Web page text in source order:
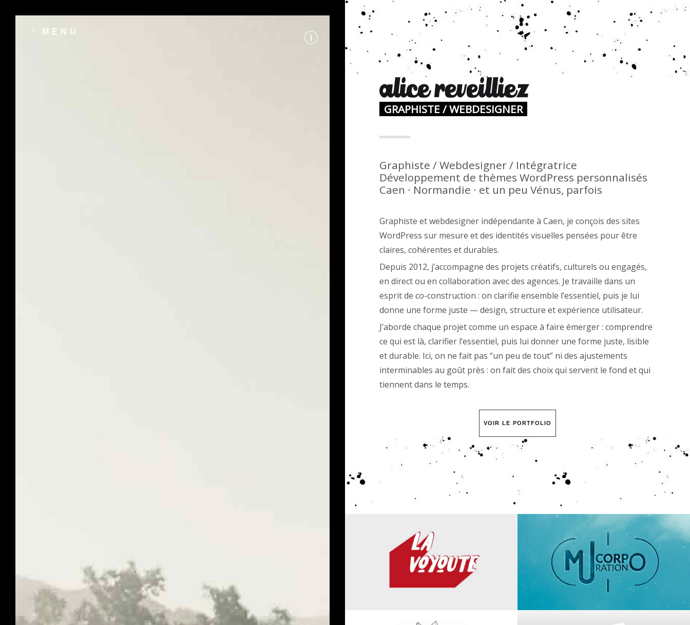
MENU
GRAPHISTE / WEBDESIGNER
Graphiste / Webdesigner / Intégratrice
Développement de thèmes WordPress personnalisés
Caen · Normandie · et un peu Vénus, parfois
Graphiste et webdesigner indépendante à Caen, je conçois des sites
WordPress sur mesure et des identités visuelles pensées pour être
claires, cohérentes et durables.
Depuis 2012, j’accompagne des projets créatifs, culturels ou engagés,
en direct ou en collaboration avec des agences. Je travaille dans un
esprit de co-construction : on clarifie ensemble l’essentiel, puis je lui
donne une forme juste — design, structure et expérience utilisateur.
J’aborde chaque projet comme un espace à faire émerger : comprendre
ce qui est là, clarifier l’essentiel, puis lui donner une forme juste, lisible
et durable. Ici, on ne fait pas “un peu de tout” ni des ajustements
interminables au goût près : on fait des choix qui servent le fond et qui
tiennent dans le temps.
VOIR LE PORTFOLIO